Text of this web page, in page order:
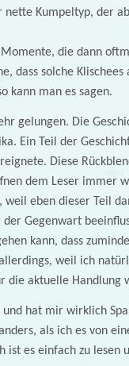
nette Kumpeltyp, der
die dann
dass solche
kann man es sagen.
gelungen. Die
Ein Teil der
Diese
dem Leser immer
weil eben dieser Teil
Gegenwart
kann, dass
weil ich
die aktuelle Handlung
hat mir wirklich
als ich es von
ist es einfach zu lesen